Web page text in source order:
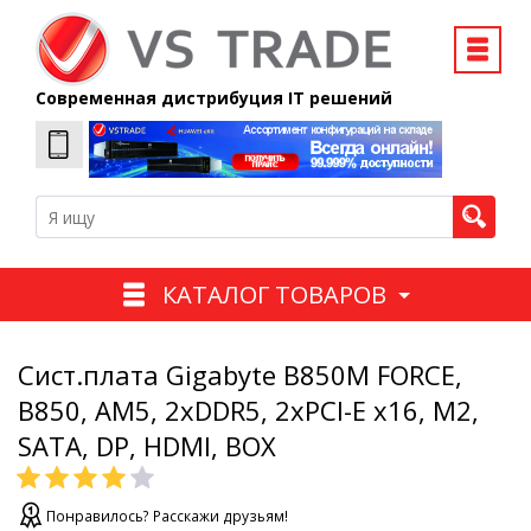
Современная дистрибуция IT решений
КАТАЛОГ ТОВАРОВ
Сист.плата Gigabyte B850M FORCE,
B850, AM5, 2xDDR5, 2xPCI-E x16, M2,
SATA, DP, HDMI, BOX
Понравилось? Расскажи друзьям!